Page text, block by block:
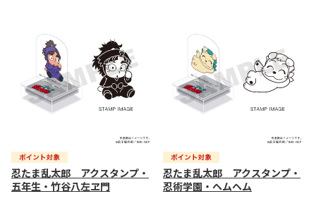
忍たま乱太郎 アクスタンプ・
五年生・竹谷八左ヱ門
忍たま乱太郎 アクスタンプ・
忍術学園・ヘムヘム